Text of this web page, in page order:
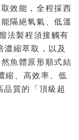
效能，全程採西
隔絕氧氣、低溫
法製程須接觸有
濃縮萃取，以及
魚體原形順式結
縮、高效率、低
品質的「頂級超